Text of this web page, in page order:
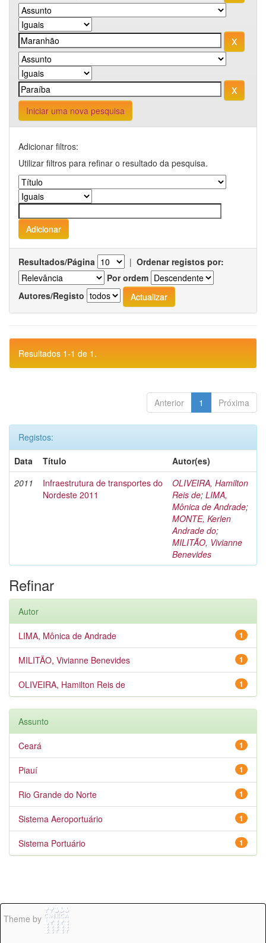
Iniciar uma nova pesquisa
Adicionar filtros:
Utilizar filtros para refinar o resultado da pesquisa.
Resultados/Página | Ordenar registos por:
Por ordem
Autores/Registo
Resultados 1-1 de 1.
Anterior 1 Próxima
Registos:
Data
Título
Autor(es)
2011
Infraestrutura de transportes do
Nordeste 2011
OLIVEIRA, Hamilton
Reis de; LIMA,
Mônica de Andrade;
MONTE, Kerlen
Andrade do;
MILITÃO, Vivianne
Benevides
Refinar
Autor
1
LIMA, Mônica de Andrade
1
MILITÃO, Vivianne Benevides
1
OLIVEIRA, Hamilton Reis de
Assunto
1
Ceará
1
Piauí
1
Rio Grande do Norte
1
Sistema Aeroportuário
1
Sistema Portuário
Theme by